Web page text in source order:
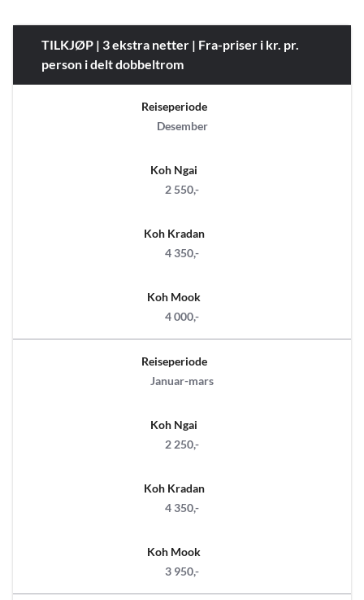
TILKJØP | 3 ekstra netter | Fra-priser i kr. pr.
person i delt dobbeltrom
Reiseperiode
Desember
Koh Ngai
2 550,-
Koh Kradan
4 350,-
Koh Mook
4 000,-
Reiseperiode
Januar-mars
Koh Ngai
2 250,-
Koh Kradan
4 350,-
Koh Mook
3 950,-